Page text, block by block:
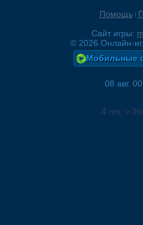
Помощь
Сайт игры:
© 2026 Онлайн-
Мобильные
08 авг.
4 ms, v.